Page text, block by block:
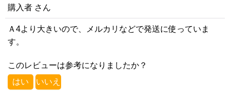
購入者 さん
Ａ4より大きいので、メルカリなどで発送に使っていま
す。
このレビューは参考になりましたか？
はい いいえ